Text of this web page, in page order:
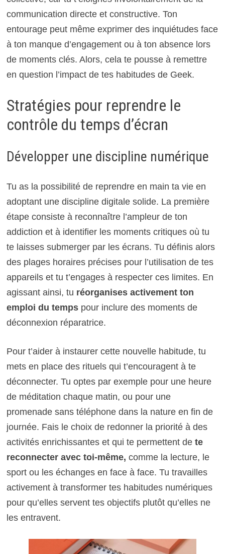
communication directe et constructive. Ton
entourage peut même exprimer des inquiétudes face
à ton manque d’engagement ou à ton absence lors
de moments clés. Alors, cela te pousse à remettre
en question l’impact de tes habitudes de Geek.
Stratégies pour reprendre le
contrôle du temps d’écran
Développer une discipline numérique
Tu as la possibilité de reprendre en main ta vie en
adoptant une discipline digitale solide. La première
étape consiste à reconnaître l’ampleur de ton
addiction et à identifier les moments critiques où tu
te laisses submerger par les écrans. Tu définis alors
des plages horaires précises pour l’utilisation de tes
appareils et tu t’engages à respecter ces limites. En
agissant ainsi, tu réorganises activement ton
emploi du tempspour inclure des moments de
déconnexion réparatrice.
Pour t’aider à instaurer cette nouvelle habitude, tu
mets en place des rituels qui t’encouragent à te
déconnecter. Tu optes par exemple pour une heure
de méditation chaque matin, ou pour une
promenade sans téléphone dans la nature en fin de
journée. Fais le choix de redonner la priorité à des
activités enrichissantes et qui te permettent de te
reconnecter avec toi-même, comme la lecture, le
sport ou les échanges en face à face. Tu travailles
activement à transformer tes habitudes numériques
pour qu’elles servent tes objectifs plutôt qu’elles ne
les entravent.